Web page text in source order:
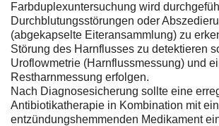
Farbduplexuntersuchung wird
Durchblutungsstörungen oder
(abgekapselte Eiteransammlung) zu
Störung des Harnflusses zu detektieren
Uroflowmetrie (Harnflussmessung) und
Restharnmessung erfolgen.
Nach Diagnosesicherung sollte eine
Antibiotikatherapie in Kombination mit
entzündungshemmenden Medikament